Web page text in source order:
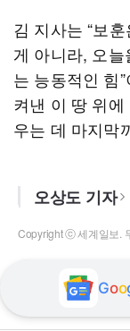
김 지사는 “보
게 아니라, 오
는 능동적인 힘
켜낸 이 땅 위
우는 데 마지막
오상도 기자
Copyright ⓒ 세계일보.
Goo